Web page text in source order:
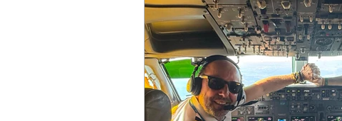
ITAerea Aniversario Training